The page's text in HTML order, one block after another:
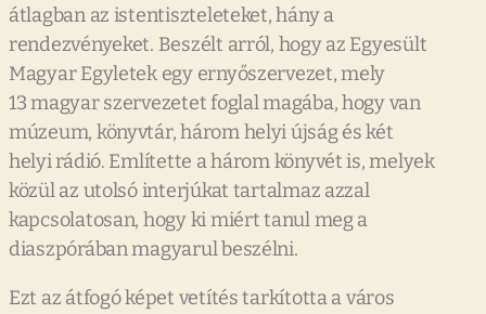
átlagban az istentiszteleteket, hány a
rendezvényeket. Beszélt arról, hogy az Egyesült
Magyar Egyletek egy ernyőszervezet, mely
13 magyar szervezetet foglal magába, hogy van
múzeum, könyvtár, három helyi újság és két
helyi rádió. Említette a három könyvét is, melyek
közül az utolsó interjúkat tartalmaz azzal
kapcsolatosan, hogy ki miért tanul meg a
diaszpórában magyarul beszélni.
Ezt az átfogó képet vetítés tarkította a város